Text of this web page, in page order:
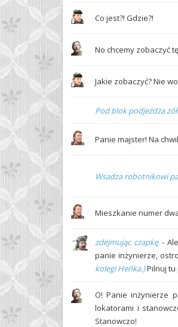
Co jest?! Gdzie?!
No chcemy zobaczyć
Jakie zobaczyć? Nie
Pod blok podjeżdża
Panie majster! Na
Wsadza robotnikowi
Mieszkanie numer
zdejmując czapkę-
panie inżynierze,
kolegi Heńka.)Pilnuj tu
O! Panie inżynierze
lokatorami i
Stanowczo!